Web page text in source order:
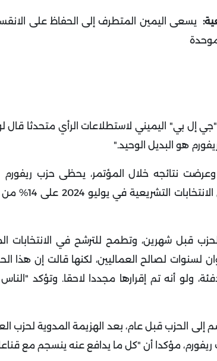
يسعى اليمين المتطرف إلى الحفاظ على
اليميني لاستطلاعات الرأي متحدثا قال
هو البديل الوحيد".
العماليين.
قبل شهرين، وتطمح للترشح في الانتخابات
لسنوات لصالح العماليين، لكنها قالت إن هذا
ولو أنه تم إقرارها مجددا لاحقا. وتؤكد
(52 عاما) فانضم إلى الحزب قبل عام، بعد الهزيمة
مؤكدا أن "كل ما يدافع عنه ينسجم مع